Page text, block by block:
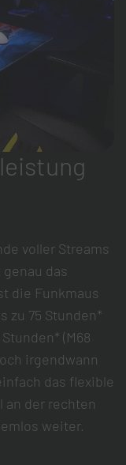
voller Streams
das
die Funkmaus
zu 75 Stunden*
(M68
irgendwann
das flexible
an der rechten
weiter.